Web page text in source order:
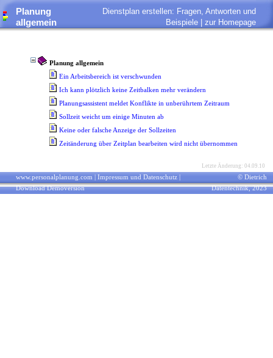
Planung
allgemein
Dienstplan erstellen: Fragen, Antworten und
Beispiele | zur Homepage
Planung allgemein
Ein Arbeitsbereich ist verschwunden
Ich kann plötzlich keine Zeitbalken mehr verändern
Planungsassistent meldet Konflikte in unberührtem Zeitraum
Sollzeit weicht um einige Minuten ab
Keine oder falsche Anzeige der Sollzeiten
Zeitänderung über Zeitplan bearbeiten wird nicht übernommen
Letzte Änderung: 04.09.10
www.personalplanung.com Impressum und Datenschutz
Download Demoversion
© Dietrich
Datentechnik, 2023